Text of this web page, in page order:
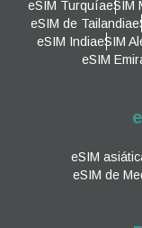
eSIM TurquíaeSIM
eSIM de Tailandia
eSIM IndiaeSIM
eSIM
eSIM
eSIM de